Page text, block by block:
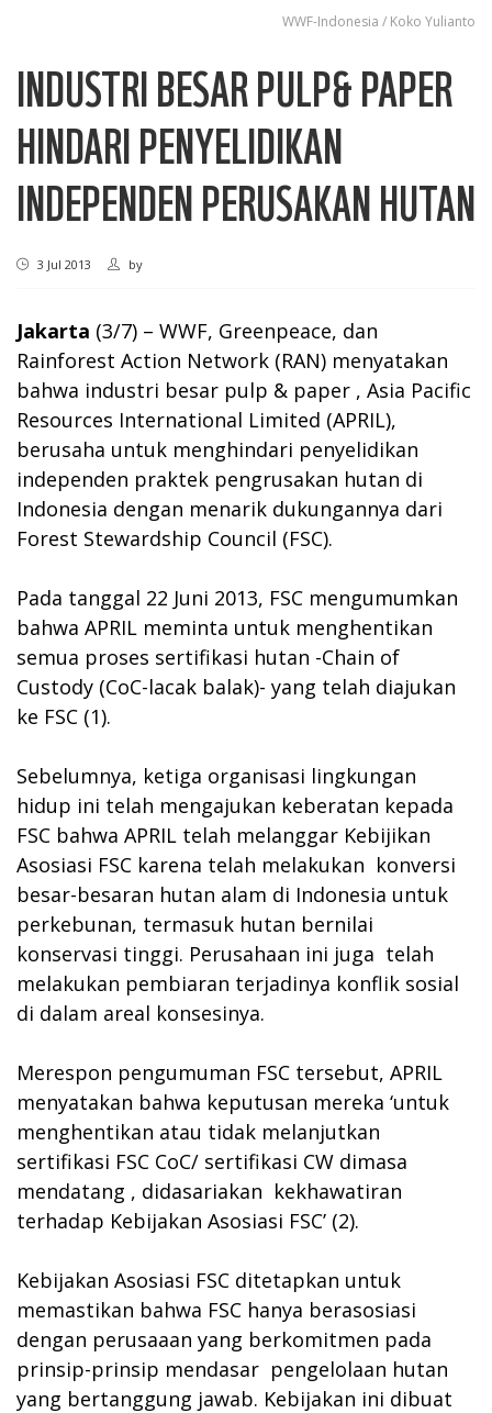
WWF-Indonesia / Koko Yulianto
INDUSTRI BESAR PULP& PAPER
HINDARI PENYELIDIKAN
INDEPENDEN PERUSAKAN HUTAN
3 Jul 2013 by
Jakarta (3/7) – WWF, Greenpeace, dan
Rainforest Action Network (RAN) menyatakan
bahwa industri besar pulp & paper , Asia Pacific
Resources International Limited (APRIL),
berusaha untuk menghindari penyelidikan
independen praktek pengrusakan hutan di
Indonesia dengan menarik dukungannya dari
Forest Stewardship Council (FSC).
Pada tanggal 22 Juni 2013, FSC mengumumkan
bahwa APRIL meminta untuk menghentikan
semua proses sertifikasi hutan -Chain of
Custody (CoC-lacak balak)- yang telah diajukan
ke FSC (1).
Sebelumnya, ketiga organisasi lingkungan
hidup ini telah mengajukan keberatan kepada
FSC bahwa APRIL telah melanggar Kebijikan
Asosiasi FSC karena telah melakukan konversi
besar-besaran hutan alam di Indonesia untuk
perkebunan, termasuk hutan bernilai
konservasi tinggi. Perusahaan ini juga telah
melakukan pembiaran terjadinya konflik sosial
di dalam areal konsesinya.
Merespon pengumuman FSC tersebut, APRIL
menyatakan bahwa keputusan mereka ‘untuk
menghentikan atau tidak melanjutkan
sertifikasi FSC CoC/ sertifikasi CW dimasa
mendatang , didasariakan kekhawatiran
terhadap Kebijakan Asosiasi FSC’ (2).
Kebijakan Asosiasi FSC ditetapkan untuk
memastikan bahwa FSC hanya berasosiasi
dengan perusaaan yang berkomitmen pada
prinsip-prinsip mendasar pengelolaan hutan
yang bertanggung jawab. Kebijakan ini dibuat